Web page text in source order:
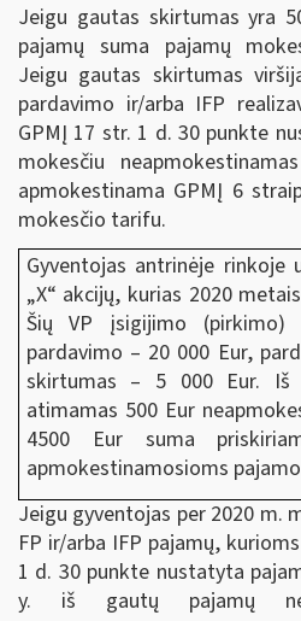
Jeigu gautas skirtumas yra
pajamų suma pajamų
Jeigu gautas skirtumas
pardavimo ir/arba IFP
GPMĮ 17 str. 1 d. 30 punkte
mokesčiu
apmokestinama GPMĮ 6
mokesčio tarifu.
Gyventojas antrinėje rinkoje
„X“ akcijų, kurias 2020
Šių VP įsigijimo
pardavimo – 20 000 Eur,
skirtumas – 5 000 Eur. Iš
atimamas 500 Eur
4500 Eur suma
apmokestinamosioms
Jeigu gyventojas per 2020 m.
FP ir/arba IFP pajamų,
1 d. 30 punkte nustatyta
y. iš gautų pajamų